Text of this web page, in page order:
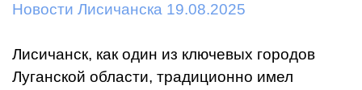
Новости Лисичанска 19.08.2025
Лисичанск, как один из ключевых городов
Луганской области, традиционно имел